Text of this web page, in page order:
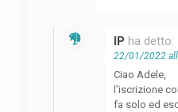
IP ha detto:
22/01/2022
Ciao Adele,
l’iscrizione
fa solo ed